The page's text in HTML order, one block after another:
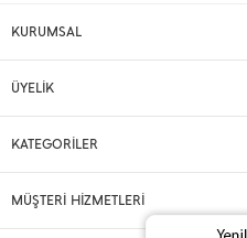
KURUMSAL
ÜYELİK
KATEGORİLER
MÜŞTERİ HİZMETLERİ